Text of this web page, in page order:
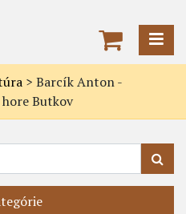
> Barcík Anton -
Butkov